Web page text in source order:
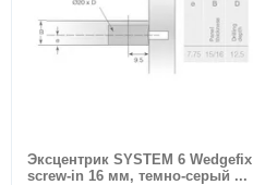
Эксцентрик SYSTEM 6 Wedgefix
screw-in 16 мм, темно-серый ...